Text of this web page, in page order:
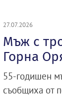
27.07.2026
Мъж с
Горна
55-годишен
съобщиха от